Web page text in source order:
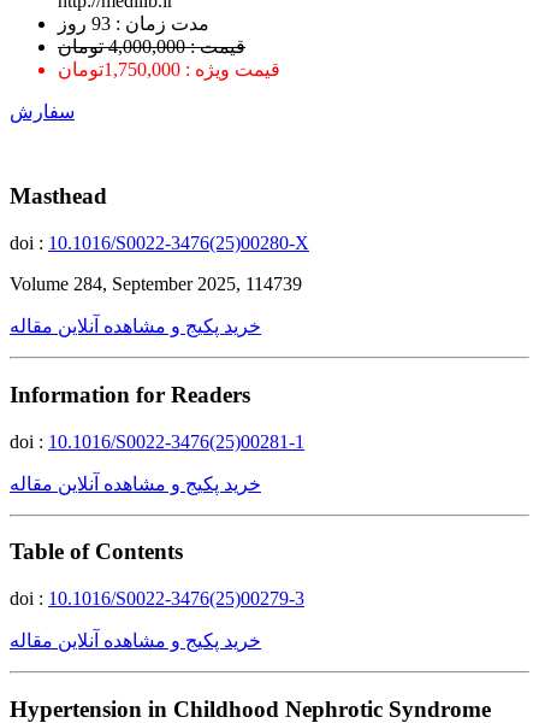
ﻣﺪﺕ ﺯﻣﺎﻥ : 93 ﺭﻭﺯ
قیمت : 4,000,000 تومان
قیمت ویژه : 1,750,000تومان
سفارش
Masthead
doi : 10.1016/S0022-3476(25)00280-X
Volume 284, September 2025, 114739
خرید پکیج و مشاهده آنلاین مقاله
Information for Readers
doi : 10.1016/S0022-3476(25)00281-1
خرید پکیج و مشاهده آنلاین مقاله
Table of Contents
doi : 10.1016/S0022-3476(25)00279-3
خرید پکیج و مشاهده آنلاین مقاله
Hypertension in Childhood Nephrotic Syndrome